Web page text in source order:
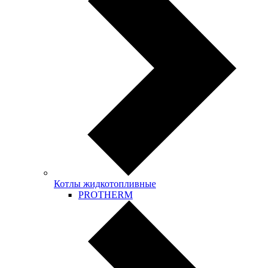
Котлы жидкотопливные
PROTHERM